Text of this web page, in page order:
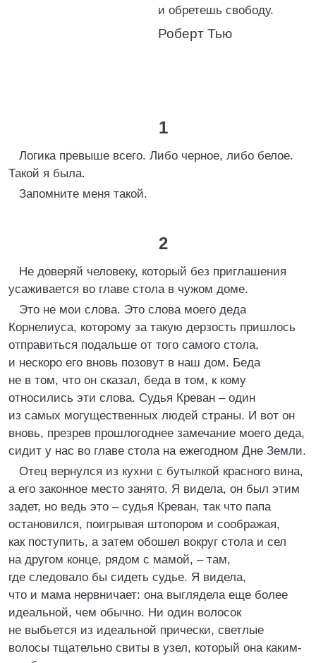
и обретешь свободу.
Роберт Тью
1
Логика превыше всего. Либо черное, либо белое.
Такой я была.
Запомните меня такой.
2
Не доверяй человеку, который без приглашения
усаживается во главе стола в чужом доме.
Это не мои слова. Это слова моего деда
Корнелиуса, которому за такую дерзость пришлось
отправиться подальше от того самого стола,
и нескоро его вновь позовут в наш дом. Беда
не в том, что он сказал, беда в том, к кому
относились эти слова. Судья Креван – один
из самых могущественных людей страны. И вот он
вновь, презрев прошлогоднее замечание моего деда,
сидит у нас во главе стола на ежегодном Дне Земли.
Отец вернулся из кухни с бутылкой красного вина,
а его законное место занято. Я видела, он был этим
задет, но ведь это – судья Креван, так что папа
остановился, поигрывая штопором и соображая,
как поступить, а затем обошел вокруг стола и сел
на другом конце, рядом с мамой, – там,
где следовало бы сидеть судье. Я видела,
что и мама нервничает: она выглядела еще более
идеальной, чем обычно. Ни один волосок
не выбьется из идеальной прически, светлые
волосы тщательно свиты в узел, который она каким-